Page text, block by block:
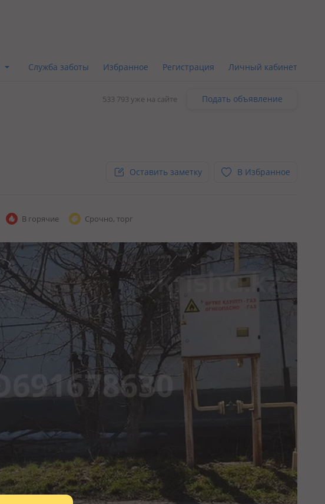
Служба заботы Избранное Регистрация Личный кабинет
533 793 уже на сайте Подать объявление
Оставить заметку В Избранное
В горячие Срочно, торг